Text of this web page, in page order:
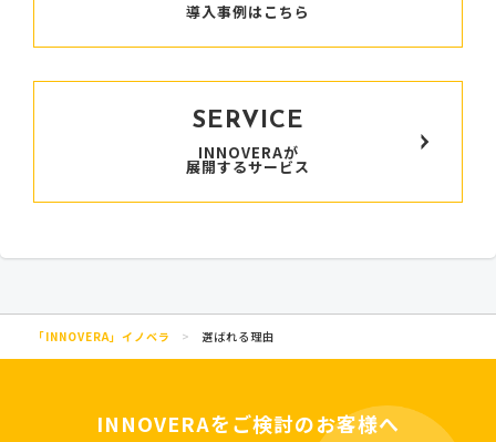
導入事例はこちら
SERVICE
INNOVERAが
展開するサービス
「INNOVERA」イノベラ > 選ばれる理由
INNOVERAをご検討のお客様へ